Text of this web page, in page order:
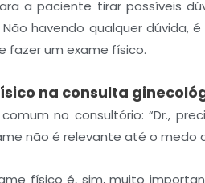
a paciente tirar possíveis
havendo qualquer dúvida,
fazer um exame físico.
na consulta
no consultório: “Dr.,
não é relevante até o medo